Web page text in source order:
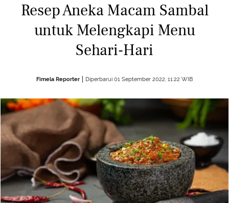
Resep Aneka Macam Sambal
untuk Melengkapi Menu
Sehari-Hari
Fimela Reporter Diperbarui 01 September 2022, 11:22 WIB